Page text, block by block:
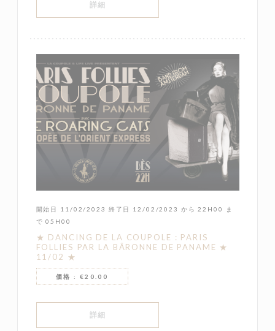
詳細
開始日 11/02/2023 終了日 12/02/2023 から 22H00 ま
で 05H00
★ DANCING DE LA COUPOLE : PARIS
FOLLIES PAR LA BÂRONNE DE PANAME ★
11/02 ★
価格 : €20.00
詳細